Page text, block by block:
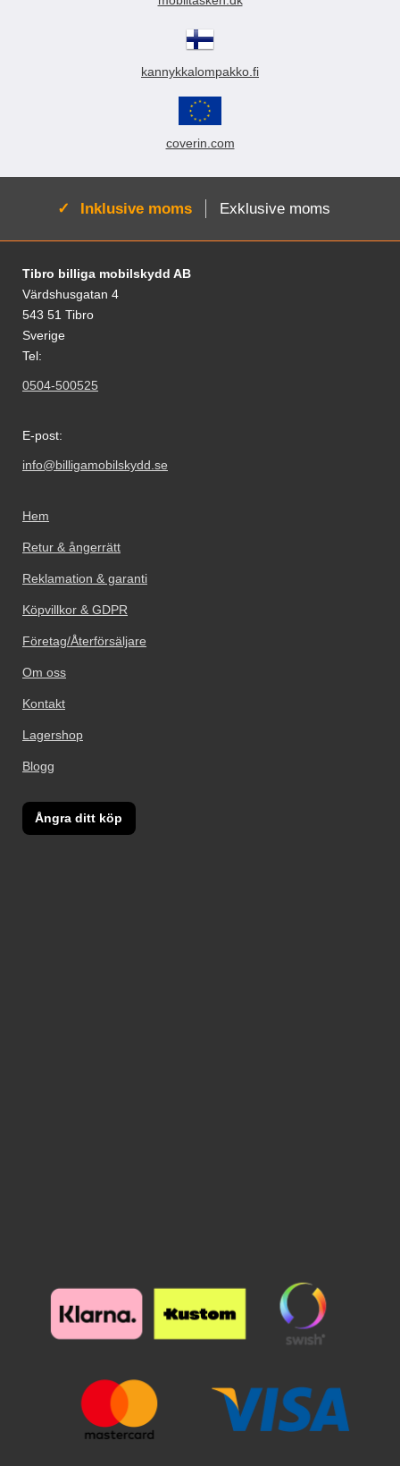
kannykkalompakko.fi
coverin.com
Aktiv:
Inklusive moms Exklusive moms
Sidfot Blandad info och länkar
Tibro billiga mobilskydd AB
Värdshusgatan 4
543 51 Tibro
Sverige
Tel:
0504-500525
E-post:
info@billigamobilskydd.se
Hem
Retur & ångerrätt
Reklamation & garanti
Köpvillkor & GDPR
Företag/Återförsäljare
Om oss
Kontakt
Lagershop
Blogg
Ångra ditt köp